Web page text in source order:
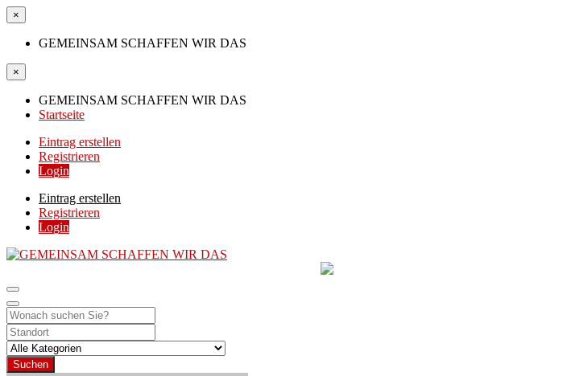
×
GEMEINSAM SCHAFFEN WIR DAS
×
GEMEINSAM SCHAFFEN WIR DAS
Startseite
Eintrag erstellen
Registrieren
Login
Eintrag erstellen
Registrieren
Login
Suchen